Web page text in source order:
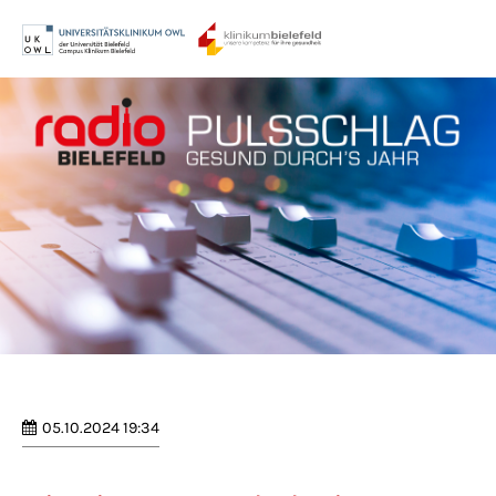
Login
Benutzername
Passwort
Anmelden
05.10.2024 19:34